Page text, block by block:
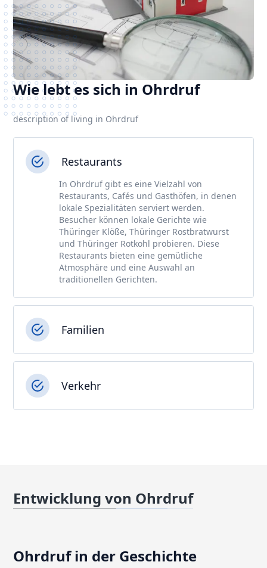
Wie lebt es sich in Ohrdruf
description of living in Ohrdruf
Restaurants
In Ohrdruf gibt es eine Vielzahl von
Restaurants, Cafés und Gasthöfen, in denen
lokale Spezialitäten serviert werden.
Besucher können lokale Gerichte wie
Thüringer Klöße, Thüringer Rostbratwurst
und Thüringer Rotkohl probieren. Diese
Restaurants bieten eine gemütliche
Atmosphäre und eine Auswahl an
traditionellen Gerichten.
Familien
Verkehr
Entwicklung von Ohrdruf
Ohrdruf in der Geschichte